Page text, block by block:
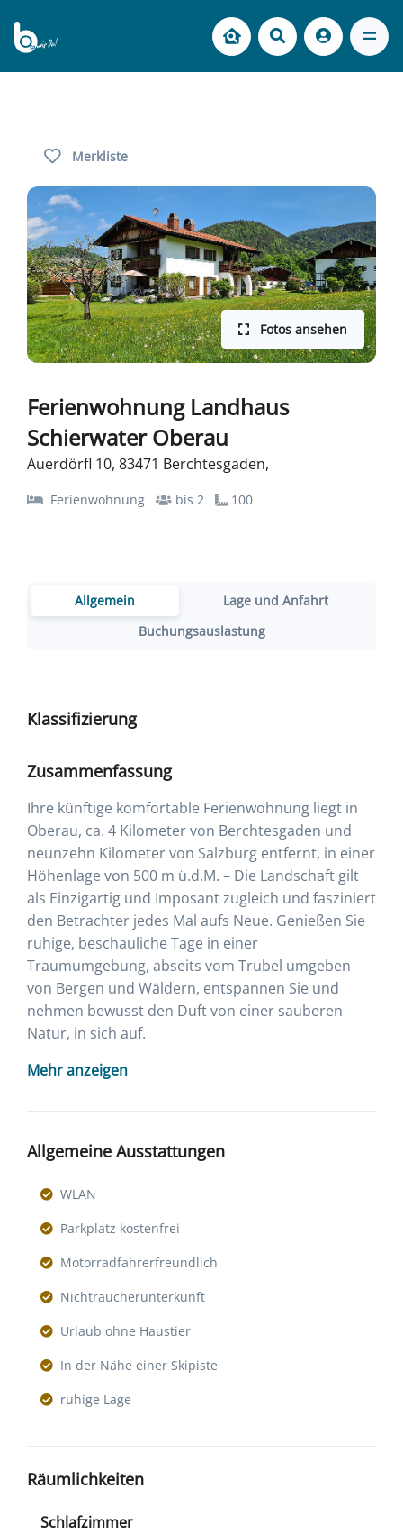
Merkliste
Fotos ansehen
Ferienwohnung Landhaus
Schierwater Oberau
Auerdörfl 10, 83471 Berchtesgaden,
Ferienwohnung bis 2 100
Allgemein
Lage und Anfahrt
Buchungsauslastung
Klassifizierung
Zusammenfassung
Ihre künftige komfortable Ferienwohnung liegt in
Oberau, ca. 4 Kilometer von Berchtesgaden und
neunzehn Kilometer von Salzburg entfernt, in einer
Höhenlage von 500 m ü.d.M. – Die Landschaft gilt
als Einzigartig und Imposant zugleich und fasziniert
den Betrachter jedes Mal aufs Neue. Genießen Sie
ruhige, beschauliche Tage in einer
Traumumgebung, abseits vom Trubel umgeben
von Bergen und Wäldern, entspannen Sie und
nehmen bewusst den Duft von einer sauberen
Natur, in sich auf.
Mehr anzeigen
Allgemeine Ausstattungen
WLAN
Parkplatz kostenfrei
Motorradfahrerfreundlich
Nichtraucherunterkunft
Urlaub ohne Haustier
In der Nähe einer Skipiste
ruhige Lage
Räumlichkeiten
Schlafzimmer